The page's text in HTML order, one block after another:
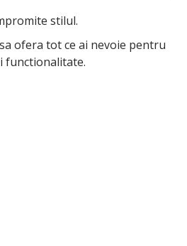
stilul.
ofera tot ce ai nevoie pentru
functionalitate.